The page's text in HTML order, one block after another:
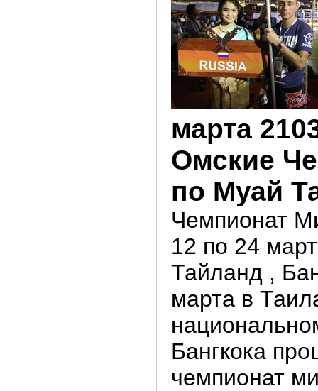
марта
Омские
по Муай
Чемпионат
12 по 24
Тайланд ,
марта в
Бангкока
чемпионат